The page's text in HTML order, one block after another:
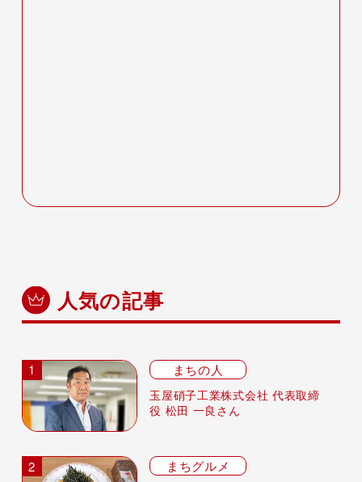
人気の記事
まちの人
玉屋硝子工業株式会社 代表取締
役 松田 一良さん
まちグルメ